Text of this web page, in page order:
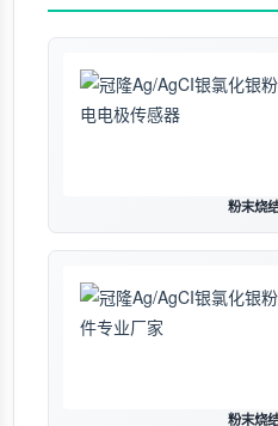
粉末烧
粉末烧